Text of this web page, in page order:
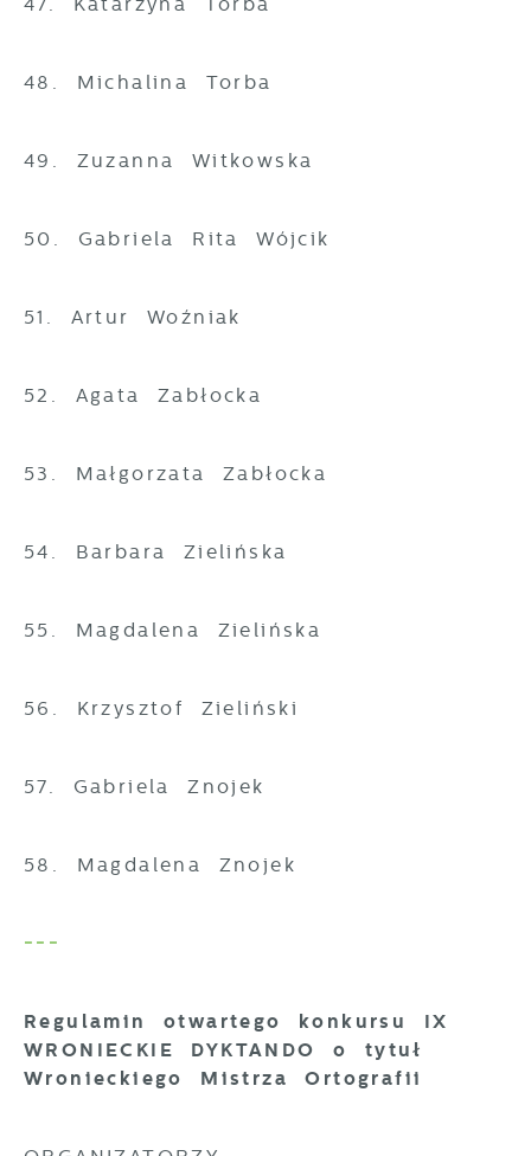
48. Michalina Torba
49. Zuzanna Witkowska
50. Gabriela Rita Wójcik
51. Artur Woźniak
52. Agata Zabłocka
53. Małgorzata Zabłocka
54. Barbara Zielińska
55. Magdalena Zielińska
56. Krzysztof Zieliński
57. Gabriela Znojek
58. Magdalena Znojek
---
Regulamin otwartego konkursu IX
WRONIECKIE DYKTANDO o tytuł
Wronieckiego Mistrza Ortografii